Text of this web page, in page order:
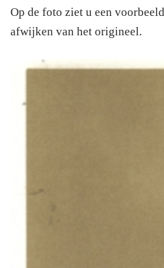
Op de foto ziet u een
afwijken van het origineel.